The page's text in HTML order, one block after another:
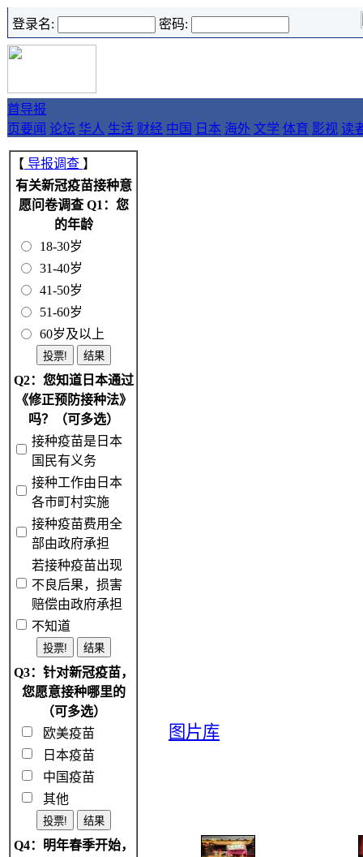
登录名: 密码:
首
页
导报
要闻 论坛 华人 生活 财经 中国 日本 海外 文学 体育 影视 读
【 导报调查 】
有关新冠疫苗接种意
愿问卷调查 Q1：您
的年龄
18-30岁
31-40岁
41-50岁
51-60岁
60岁及以上
Q2：您知道日本通过
《修正预防接种法》
吗？（可多选）
接种疫苗是日本
国民有义务
接种工作由日本
各市町村实施
接种疫苗费用全
部由政府承担
若接种疫苗出现
不良后果，损害
赔偿由政府承担
不知道
Q3：针对新冠疫苗，
您愿意接种哪里的
（可多选）
欧美疫苗
日本疫苗
中国疫苗
其他
Q4：明年春季开始，
图片库